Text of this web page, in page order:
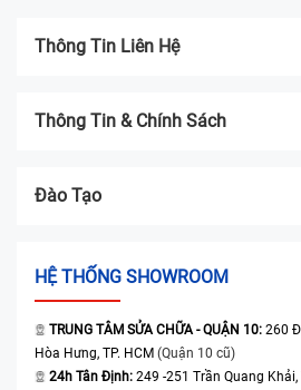
Thông Tin Liên Hệ
Thông Tin & Chính Sách
Đào Tạo
HỆ THỐNG SHOWROOM
TRUNG TÂM SỬA CHỮA - QUẬN 10: 260
Hòa Hưng, TP. HCM (Quận 10 cũ)
24h Tân Định: 249 -251 Trần Quang